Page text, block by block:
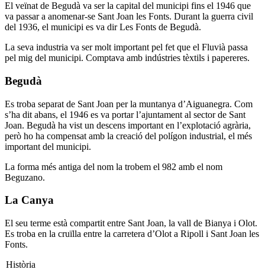
El veïnat de Begudà va ser la capital del municipi fins el 1946 que
va passar a anomenar-se Sant Joan les Fonts. Durant la guerra civil
del 1936, el municipi es va dir Les Fonts de Begudà.
La seva industria va ser molt important pel fet que el Fluvià passa
pel mig del municipi. Comptava amb indústries tèxtils i papereres.
Begudà
Es troba separat de Sant Joan per la muntanya d’Aiguanegra. Com
s’ha dit abans, el 1946 es va portar l’ajuntament al sector de Sant
Joan. Begudà ha vist un descens important en l’explotació agrària,
però ho ha compensat amb la creació del polígon industrial, el més
important del municipi.
La forma més antiga del nom la trobem el 982 amb el nom
Beguzano.
La Canya
El seu terme està compartit entre Sant Joan, la vall de Bianya i Olot.
Es troba en la cruïlla entre la carretera d’Olot a Ripoll i Sant Joan les
Fonts.
Història